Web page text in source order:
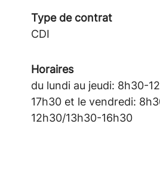
Type de contrat
CDI
Horaires
du lundi au jeudi: 8h30-
17h30 et le vendredi:
12h30/13h30-16h30